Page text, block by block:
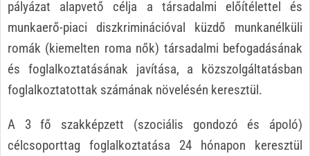
pályázat alapvető célja a társadalmi előítélettel és
munkaerő-piaci diszkriminációval küzdő munkanélküli
romák (kiemelten roma nők) társadalmi befogadásának
és foglalkoztatásának javítása, a közszolgáltatásban
foglalkoztatottak számának növelésén keresztül.
A 3 fő szakképzett (szociális gondozó és ápoló)
célcsoporttag foglalkoztatása 24 hónapon keresztül